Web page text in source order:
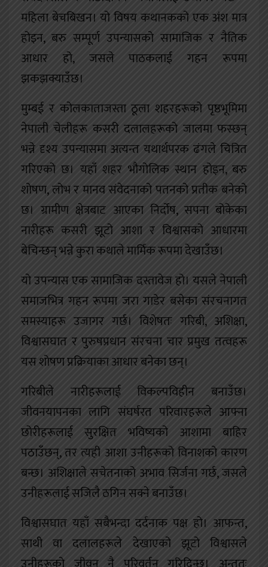
महिला बेचबिखन। यो विषय कथानकको एक अंश मात्र
होइन, बरु सम्पूर्ण उपन्यासको सामाजिक र नैतिक
आधार हो, जसले पाठकलाई गहन रूपमा
झकझक्याउँछ।
मुम्बई र कोलकाताजस्ता ठूला शहरहरूको पृष्ठभूमिमा
नेपाली चेलीहरू कसरी दलालहरूको जालमा फस्छन्
भन्ने दृश्य उपन्यासमा अत्यन्त यथार्थपरक ढंगले चित्रित
गरिएको छ। यहाँ शहर भौगोलिक स्थान होइन, बरु
शोषण, लोभ र मानव संवेदनाको पतनको प्रतीक बनेको
छ। ग्रामीण क्षेत्रबाट आएका निर्दोष, सपना बोकेका
नारीहरू कसरी झूटो आशा र विश्वासको आधारमा
बेचिन्छन् भन्ने कुरा कथाले मार्मिक रूपमा देखाउँछ।
यो उपन्यास एक सामाजिक दस्तावेज हो। यसले नेपाली
समाजभित्र गहन रूपमा जरा गाडेर बसेका संरचनागत
समस्याहरू उजागर गर्छ। विशेषतः गरिबी, अशिक्षा,
विश्वासघात र पुरुषप्रधान संरचना चार प्रमुख तत्वहरू
यस शोषण प्रक्रियाका आधार बनेका छन्।
गरिबीले नारीहरूलाई विकल्पविहीन बनाउँछ।
जीवनयापनका लागि संघर्षरत परिवारहरूले आफ्ना
छोरीहरूलाई सुरक्षित भविष्यको आशामा बाहिर
पठाउँछन्, तर त्यही आशा उनीहरूको विनाशको कारण
बन्छ। अशिक्षाले सचेतनाको अभाव सिर्जना गर्छ, जसले
उनीहरूलाई सजिलै ठगिन सक्ने बनाउँछ।
विश्वासघात यहाँ सबैभन्दा दर्दनाक पक्ष हो। आफन्त,
साथी वा दलालहरूले देखाएको झूटो विश्वासले